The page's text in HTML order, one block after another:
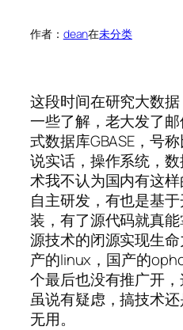
作者： dean在未分类
这段时间在研究大数
一些了解，老大发了
式数据库GBASE，号
说实话，操作系统，
术我不认为国内有这
自主研发，有也是基
装，有了源代码就真
源技术的闭源实现生
产的linux，国产的
个最后也没有推广开，
虽说有疑虑，搞技术
无用。